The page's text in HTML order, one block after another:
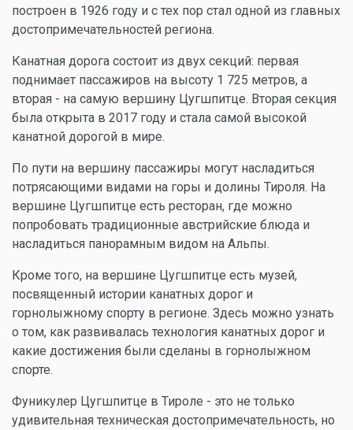
построен в 1926 году и с тех пор стал одной из главных
достопримечательностей региона.
Канатная дорога состоит из двух секций: первая
поднимает пассажиров на высоту 1 725 метров, а
вторая - на самую вершину Цугшпитце. Вторая секция
была открыта в 2017 году и стала самой высокой
канатной дорогой в мире.
По пути на вершину пассажиры могут насладиться
потрясающими видами на горы и долины Тироля. На
вершине Цугшпитце есть ресторан, где можно
попробовать традиционные австрийские блюда и
насладиться панорамным видом на Альпы.
Кроме того, на вершине Цугшпитце есть музей,
посвященный истории канатных дорог и
горнолыжному спорту в регионе. Здесь можно узнать
о том, как развивалась технология канатных дорог и
какие достижения были сделаны в горнолыжном
спорте.
Фуникулер Цугшпитце в Тироле - это не только
удивительная техническая достопримечательность, но